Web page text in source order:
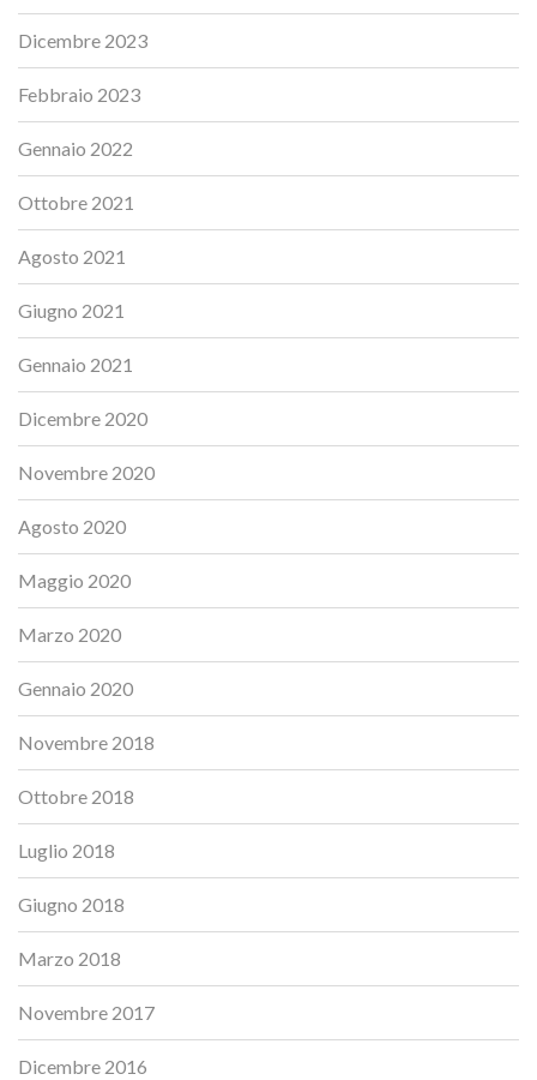
Dicembre 2023
Febbraio 2023
Gennaio 2022
Ottobre 2021
Agosto 2021
Giugno 2021
Gennaio 2021
Dicembre 2020
Novembre 2020
Agosto 2020
Maggio 2020
Marzo 2020
Gennaio 2020
Novembre 2018
Ottobre 2018
Luglio 2018
Giugno 2018
Marzo 2018
Novembre 2017
Dicembre 2016